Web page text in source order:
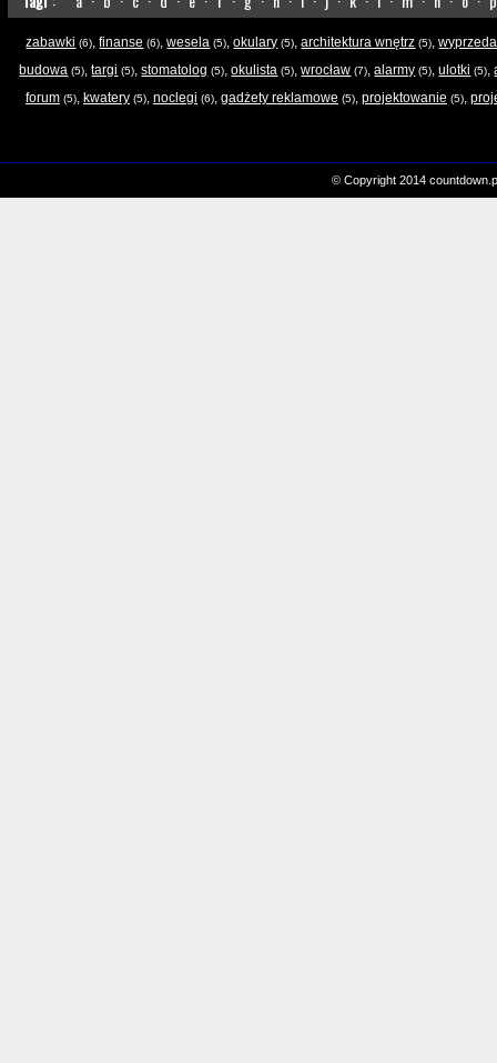
zabawki (6),finanse (6),wesela (5),okulary (5),architektura wnętrz (5),
budowa (5),targi (5),stomatolog (5),okulista (5),wrocław (7),alarmy (5),ulotki (5),
forum (5), kwatery (5), noclegi (6), gadżety reklamowe (5), projektowanie (5),
© Copyright 2014